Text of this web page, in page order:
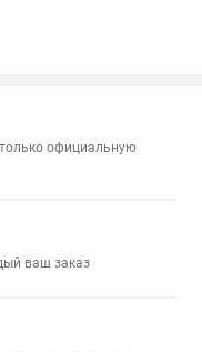
официальную
ваш заказ